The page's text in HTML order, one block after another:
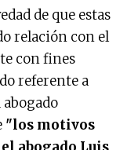
de que estas
relación con el
con fines
referente a
abogado
"los motivos